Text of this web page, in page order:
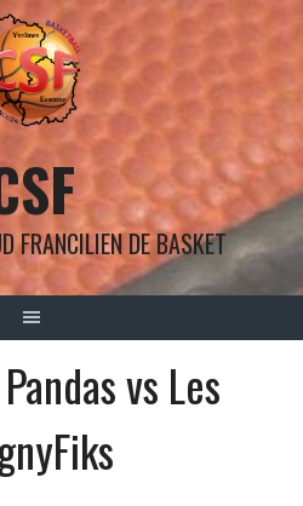
FRANCILIEN DE BASKET
vs Les